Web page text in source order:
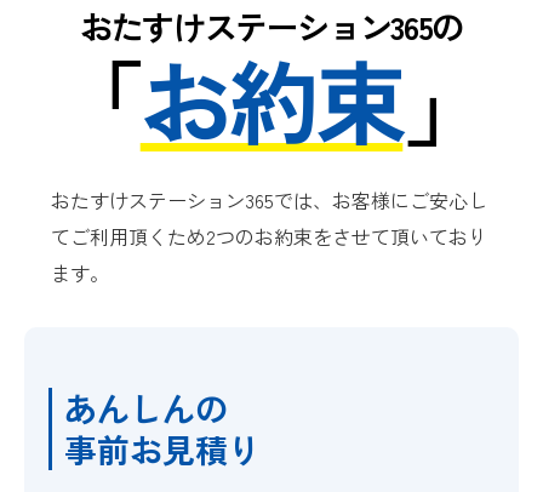
おたすけステーション365の
「お約束」
おたすけステーション365では、お客様にご安心し
てご利用頂くため2つのお約束をさせて頂いており
ます。
あんしんの
事前お見積り